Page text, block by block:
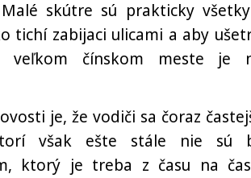
skútre sú prakticky
tichí zabijaci ulicami a aby
čínskom meste je
je, že vodiči sa čoraz
však ešte stále nie sú
ktorý je treba z času na